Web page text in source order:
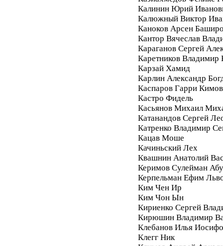
Калинин Юрий
Калюжный Виктор
Каноков Арсен
Кантор Вячеслав
Караганов Сергей
Каретников Владимир
Карзай Хамид
Карлин Александр
Каспаров Гарри
Кастро Фидель
Касьянов Михаил
Катанандов Сергей
Катренко Владимир
Кацав Моше
Качиньский Лех
Квашнин Анатолий
Керимов Сулейман
Керпельман Ефим
Ким Чен Ир
Ким Чон Ын
Кириенко Сергей
Кирюшин Владимир
Клебанов Илья
Клегг Ник